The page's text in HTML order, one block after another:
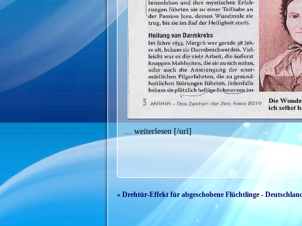
… weiterlesen [/url]
« Drehtür-Effekt für abgeschobene Flüchtlinge -